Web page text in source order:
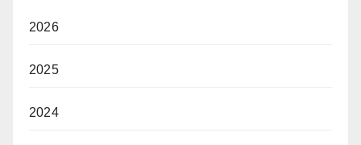
2026
2025
2024